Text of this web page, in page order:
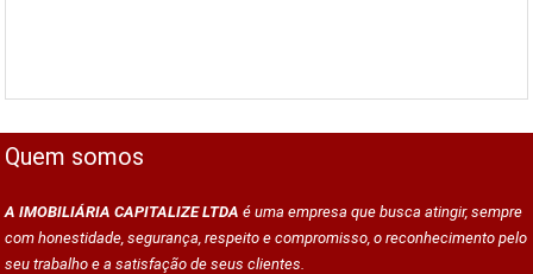
Quem somos
A IMOBILIÁRIA CAPITALIZE LTDA é uma empresa que busca atingir, sempre
com honestidade, segurança, respeito e compromisso, o reconhecimento pelo
seu trabalho e a satisfação de seus clientes.